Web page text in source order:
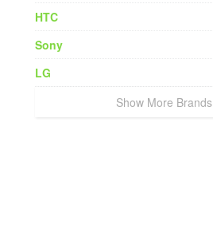
HTC
Sony
LG
Show More Brands